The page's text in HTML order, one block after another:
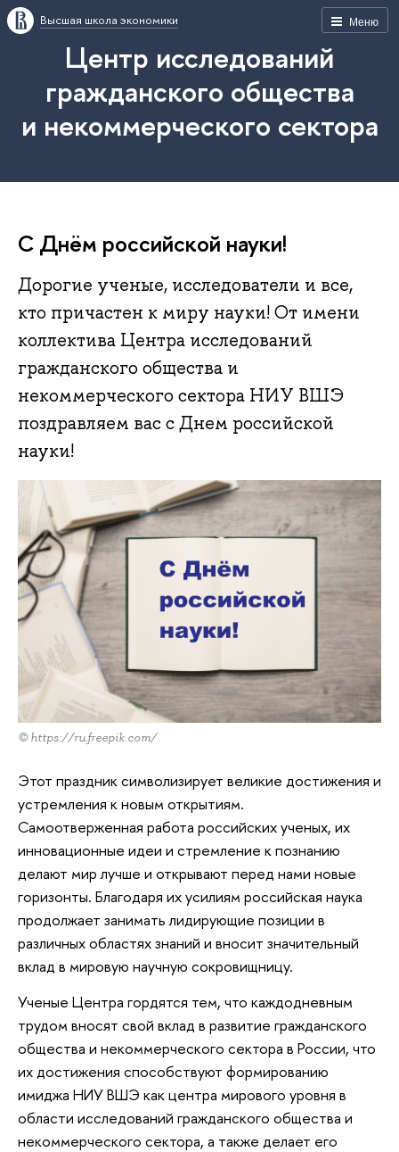
Меню
Высшая школа экономики
Центр исследований
гражданского общества
и некоммерческого сектора
С Днём российской науки!
Дорогие ученые, исследователи и все,
кто причастен к миру науки! От имени
коллектива Центра исследований
гражданского общества и
некоммерческого сектора НИУ ВШЭ
поздравляем вас с Днем российской
науки!
© https://ru.freepik.com/
Этот праздник символизирует великие достижения и
устремления к новым открытиям.
Самоотверженная работа российских ученых, их
инновационные идеи и стремление к познанию
делают мир лучше и открывают перед нами новые
горизонты. Благодаря их усилиям российская наука
продолжает занимать лидирующие позиции в
различных областях знаний и вносит значительный
вклад в мировую научную сокровищницу.
Ученые Центра гордятся тем, что каждодневным
трудом вносят свой вклад в развитие гражданского
общества и некоммерческого сектора в России, что
их достижения способствуют формированию
имиджа НИУ ВШЭ как центра мирового уровня в
области исследований гражданского общества и
некоммерческого сектора, а также делает его